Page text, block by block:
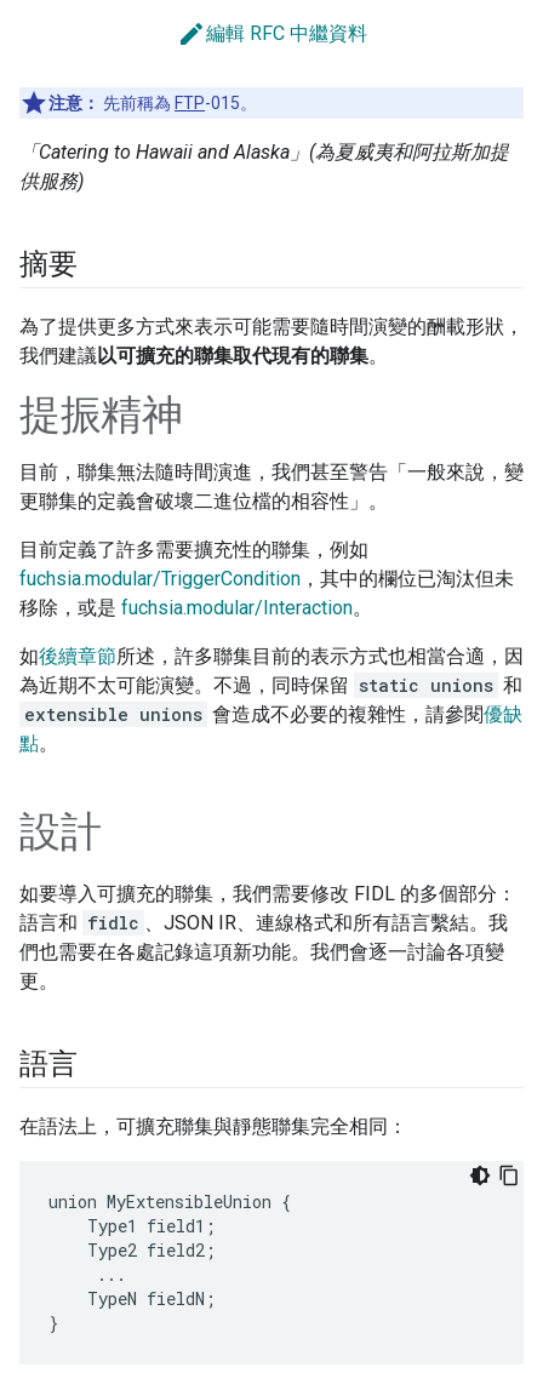
edit編輯 RFC 中繼資料
注意： 先前稱為 FTP-015。
「Catering to Hawaii and Alaska」(為夏威夷和阿拉斯加提
供服務)
摘要
為了提供更多方式來表示可能需要隨時間演變的酬載形狀，
我們建議以可擴充的聯集取代現有的聯集。
提振精神
目前，聯集無法隨時間演進，我們甚至警告「一般來說，變
更聯集的定義會破壞二進位檔的相容性」。
目前定義了許多需要擴充性的聯集，例如
fuchsia.modular/TriggerCondition ，其中的欄位已淘汰但未
移除，或是 fuchsia.modular/Interaction。
如後續章節所述，許多聯集目前的表示方式也相當合適，因
為近期不太可能演變。不過，同時保留 static unions 和
extensible unions 會造成不必要的複雜性，請參閱優缺
點。
設計
如要導入可擴充的聯集，我們需要修改 FIDL 的多個部分：
語言和 fidlc 、JSON IR、連線格式和所有語言繫結。我
們也需要在各處記錄這項新功能。我們會逐一討論各項變
更。
語言
在語法上，可擴充聯集與靜態聯集完全相同：
union MyExtensibleUnion {
    Type1 field1;
    Type2 field2;
     ...
    TypeN fieldN;